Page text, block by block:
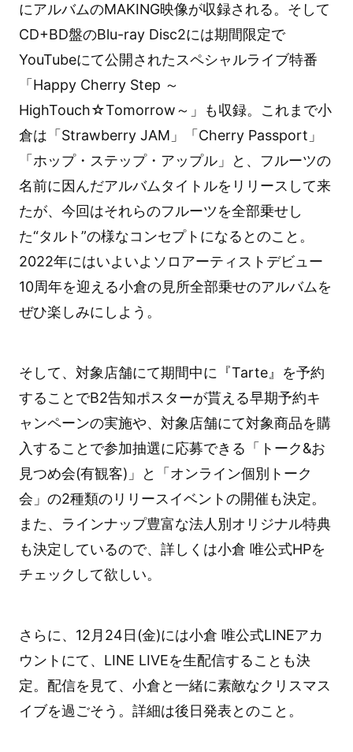
にアルバムのMAKING映像が収録される。そして
CD+BD盤のBlu-ray Disc2には期間限定で
YouTubeにて公開されたスペシャルライブ特番
「Happy Cherry Step ～
HighTouch☆Tomorrow～」も収録。これまで小
倉は「Strawberry JAM」「Cherry Passport」
「ホップ・ステップ・アップル」と、フルーツの
名前に因んだアルバムタイトルをリリースして来
たが、今回はそれらのフルーツを全部乗せし
た“タルト”の様なコンセプトになるとのこと。
2022年にはいよいよソロアーティストデビュー
10周年を迎える小倉の見所全部乗せのアルバムを
ぜひ楽しみにしよう。
そして、対象店舗にて期間中に『Tarte』を予約
することでB2告知ポスターが貰える早期予約キ
ャンペーンの実施や、対象店舗にて対象商品を購
入することで参加抽選に応募できる「トーク&お
見つめ会(有観客)」と「オンライン個別トーク
会」の2種類のリリースイベントの開催も決定。
また、ラインナップ豊富な法人別オリジナル特典
も決定しているので、詳しくは小倉 唯公式HPを
チェックして欲しい。
さらに、12月24日(金)には小倉 唯公式LINEアカ
ウントにて、LINE LIVEを生配信することも決
定。配信を見て、小倉と一緒に素敵なクリスマス
イブを過ごそう。詳細は後日発表とのこと。